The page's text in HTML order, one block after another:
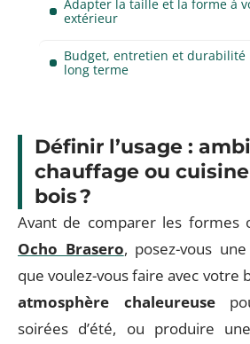
Adapter la taille et la forme à
extérieur
Budget, entretien et durabilité
long terme
Définir l’usage :
chauffage ou
bois ?
Avant de comparer les formes
Ocho Brasero, posez-vous
que voulez-vous faire avec votre
atmosphère chaleureuse
soirées d’été, ou produire